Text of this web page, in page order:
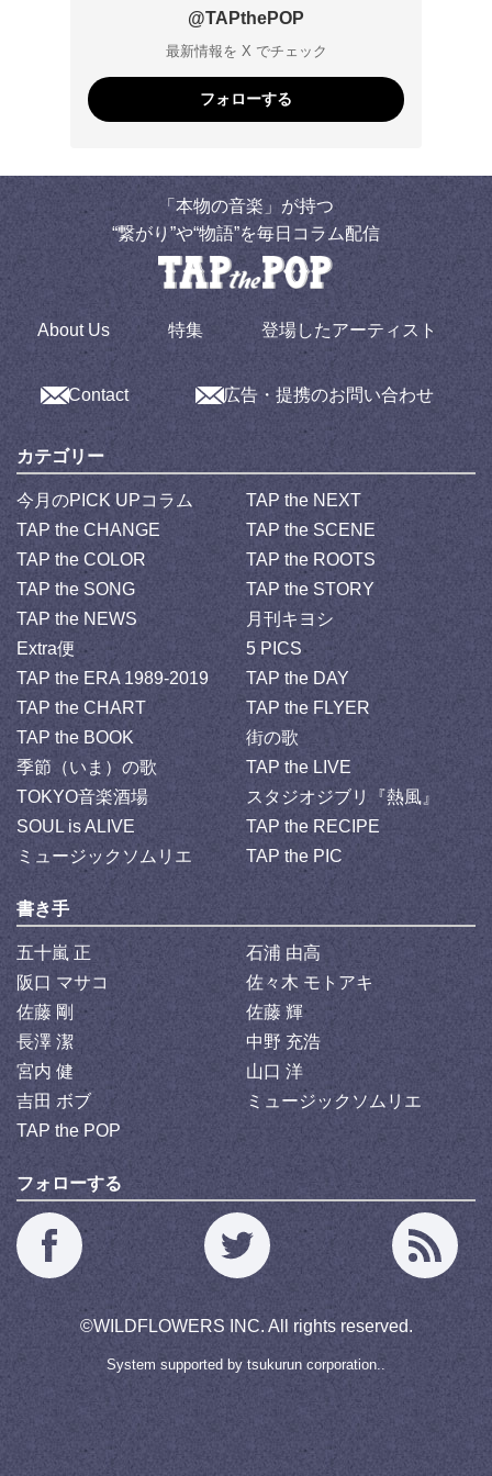
@TAPthePOP
最新情報を X でチェック
フォローする
「本物の音楽」が持つ
“繋がり”や“物語”を毎日コラム配信
About Us 特集 登場したアーティスト
Contact 広告・提携のお問い合わせ
カテゴリー
今月のPICK UPコラム
TAP the NEXT
TAP the CHANGE
TAP the SCENE
TAP the COLOR
TAP the ROOTS
TAP the SONG
TAP the STORY
TAP the NEWS
月刊キヨシ
Extra便
5 PICS
TAP the ERA 1989-2019
TAP the DAY
TAP the CHART
TAP the FLYER
TAP the BOOK
街の歌
季節（いま）の歌
TAP the LIVE
TOKYO音楽酒場
スタジオジブリ『熱風』
SOUL is ALIVE
TAP the RECIPE
ミュージックソムリエ
TAP the PIC
書き手
五十嵐 正
石浦 由高
阪口 マサコ
佐々木 モトアキ
佐藤 剛
佐藤 輝
長澤 潔
中野 充浩
宮内 健
山口 洋
吉田 ボブ
ミュージックソムリエ
TAP the POP
フォローする
©WILDFLOWERS INC. All rights reserved.
System supported by tsukurun corporation..